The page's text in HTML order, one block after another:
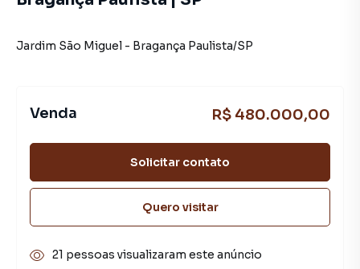
Jardim São Miguel - Bragança Paulista/SP
Venda R$ 480.000,00
Solicitar contato
Quero visitar
21 pessoas visualizaram este anúncio